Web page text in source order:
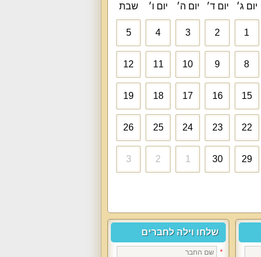
יום ג׳ יום ד׳ יום ה׳ יום ו׳ שבת
1
2
3
4
5
8
9
10
11
12
15
16
17
18
19
22
23
24
25
26
29
30
1
2
3
שלחו וילה לחברים
*